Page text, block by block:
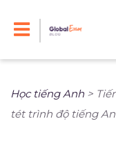
Học tiếng Anh >
tét trình độ tiếng